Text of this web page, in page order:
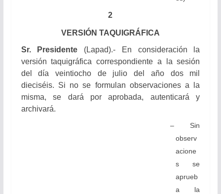
2
VERSIÓN TAQUIGRÁFICA
Sr. Presidente (Lapad).- En consideración la
versión taquigráfica correspondiente a la sesión
del día veintiocho de julio del año dos mil
dieciséis. Si no se formulan observaciones a la
misma, se dará por aprobada, autenticará y
archivará.
– Sin
observ
acione
s se
aprueb
a la